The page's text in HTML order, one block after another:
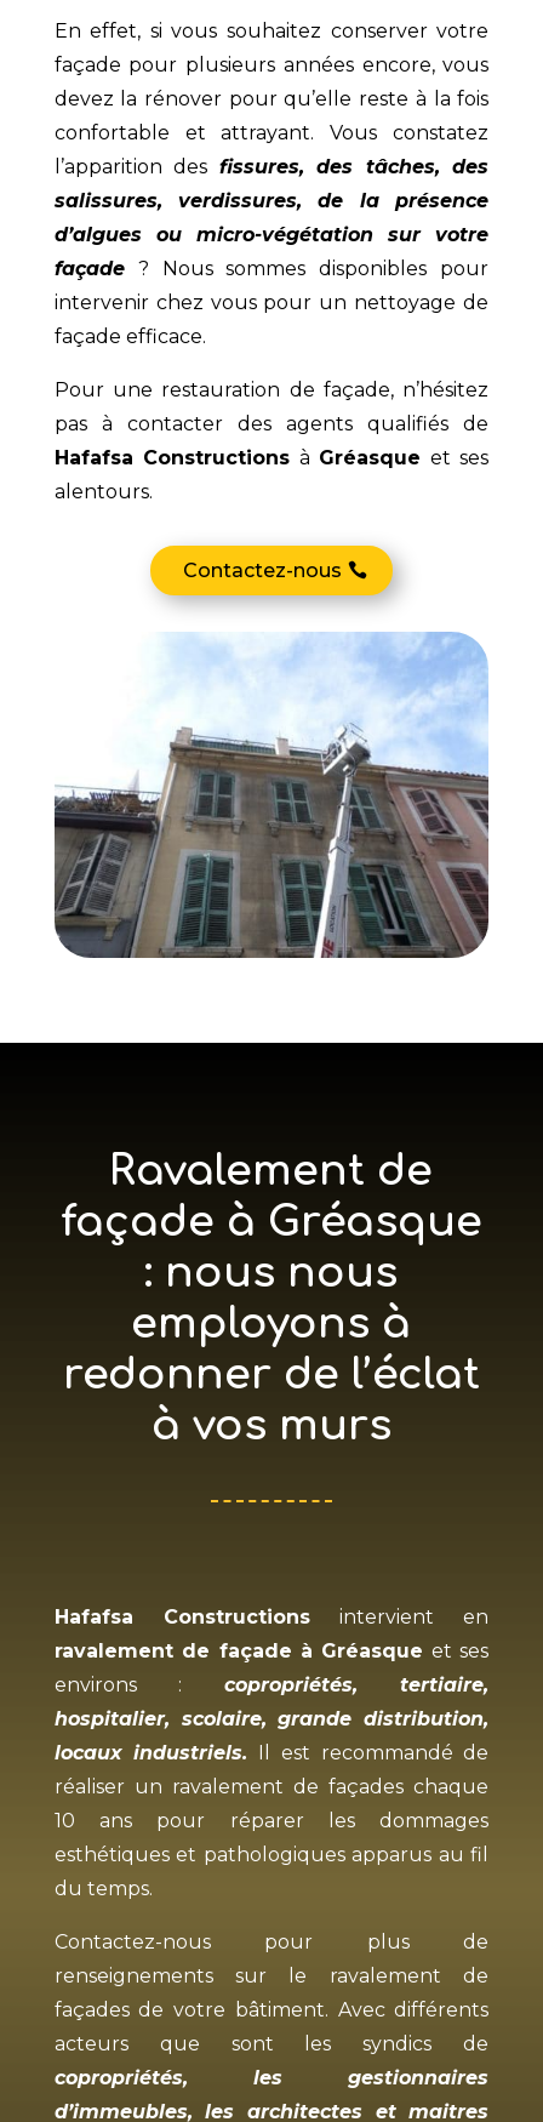
En effet, si vous souhaitez conserver votre
façade pour plusieurs années encore, vous
devez la rénover pour qu’elle reste à la fois
confortable et attrayant. Vous constatez
l’apparition des fissures, des tâches, des
salissures, verdissures, de la présence
d’algues ou micro-végétation sur votre
façade? Nous sommes disponibles pour
intervenir chez vous pour un nettoyage de
façade efficace.
Pour une restauration de façade, n’hésitez
pas à contacter des agents qualifiés de
Hafafsa Constructions à Gréasque et ses
alentours.
Contactez-nous
Ravalement de
façade à Gréasque
: nous nous
employons à
redonner de l’éclat
à vos murs
Hafafsa Constructionsintervient en
ravalement de façade à Gréasque et ses
environs : copropriétés, tertiaire,
hospitalier, scolaire, grande distribution,
locaux industriels. Il est recommandé de
réaliser un ravalement de façades chaque
10 ans pour réparer les dommages
esthétiques et pathologiques apparus au fil
du temps.
Contactez-nous pour plus de
renseignements sur le ravalement de
façades de votre bâtiment. Avec différents
acteurs que sont les syndics de
copropriétés, les gestionnaires
d’immeubles, les architectes et maitres